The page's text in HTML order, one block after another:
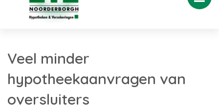
Veel minder
hypotheekaanvragen van
oversluiters